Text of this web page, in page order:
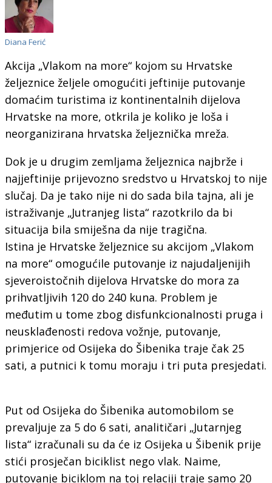
Diana Ferić
Akcija „Vlakom na more“ kojom su Hrvatske
željeznice željele omogućiti jeftinije putovanje
domaćim turistima iz kontinentalnih dijelova
Hrvatske na more, otkrila je koliko je loša i
neorganizirana hrvatska željeznička mreža.
Dok je u drugim zemljama željeznica najbrže i
najjeftinije prijevozno sredstvo u Hrvatskoj to nije
slučaj. Da je tako nije ni do sada bila tajna, ali je
istraživanje „Jutranjeg lista“ razotkrilo da bi
situacija bila smiješna da nije tragična.
Istina je Hrvatske željeznice su akcijom „Vlakom
na more“ omogućile putovanje iz najudaljenijih
sjeveroistočnih dijelova Hrvatske do mora za
prihvatljivih 120 do 240 kuna. Problem je
međutim u tome zbog disfunkcionalnosti pruga i
neusklađenosti redova vožnje, putovanje,
primjerice od Osijeka do Šibenika traje čak 25
sati, a putnici k tomu moraju i tri puta presjedati.
Put od Osijeka do Šibenika automobilom se
prevaljuje za 5 do 6 sati, analitičari „Jutarnjeg
lista“ izračunali su da će iz Osijeka u Šibenik prije
stići prosječan biciklist nego vlak. Naime,
putovanje biciklom na toj relaciji traje samo 20